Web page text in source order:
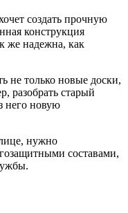
создать прочную
конструкция
же надежна, как
не только новые доски,
разобрать старый
него новую
нужно
составами,